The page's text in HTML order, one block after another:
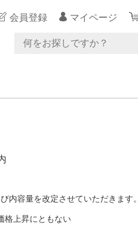
会員登録 マイページ
内容量を改定させていただきます。
格上昇にともない